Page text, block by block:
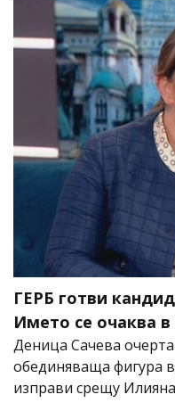
ГЕРБ готви
Името се очаква
Деница Сачева
обединяваща фигура
изправи срещу